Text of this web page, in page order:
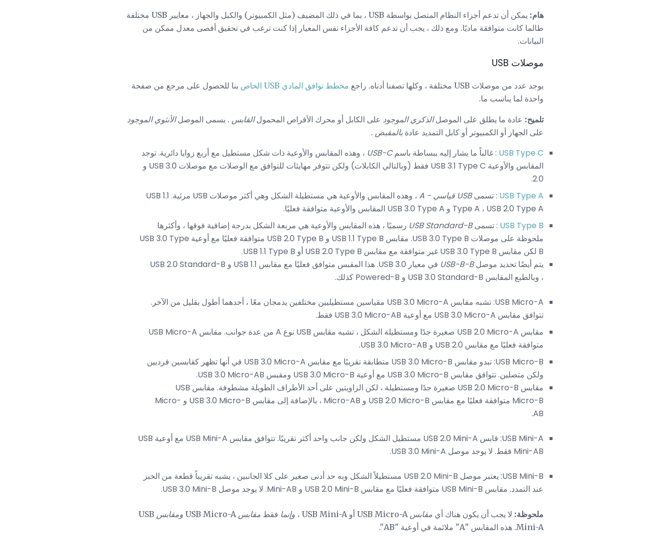
هام:
يمكن أن تدعم أجزاء النظام المتصل بواسطة USB ، بما في ذلك المضيف (مثل الكمبيوتر) والكبل والجهاز ، معايير USB مختلفة
طالما كانت متوافقة ماديًا. ومع ذلك ، يجب أن تدعم كافة الأجزاء نفس المعيار إذا كنت ترغب في تحقيق أقصى معدل ممكن من
البيانات.
موصلات USB
يوجد عدد من موصلات USB مختلفة ، وكلها تصفنا أدناه. راجع مخطط توافق المادي USB الخاص
بنا للحصول على مرجع من صفحة
واحدة لما يناسب ما.
تلميح: عادة ما يطلق على الموصلالذكري الموجود على الكابل أو محرك الأقراص المحمولالقابس . يسمى الموصلالأنثوي الموجود
على الجهاز أو الكمبيوتر أو كابل التمديد عادة بالمقبض .
USB Type C : غالباً ما يشار إليه ببساطة باسمUSB-C ، وهذه المقابس والأوعية ذات شكل مستطيل مع أربع زوايا دائرية. توجد
المقابس والأوعية USB 3.1 Type C فقط (وبالتالي الكابلات) ولكن تتوفر مهايئات للتوافق مع الوصلات مع موصلات USB 3.0 و
2.0.
USB Type A : تسمىUSB قياسي - A
، وهذه المقابس والأوعية هي مستطيلة الشكل وهي أكثر موصلات USB مرئية. USB 1.1
Type A ، USB 2.0 Type A و USB 3.0 Type A المقابس والأوعية متوافقة فعليًا.
USB Type B : تسمىUSB Standard-B رسميًا ، هذه المقابس والأوعية هي مربعة الشكل بدرجة إضافية فوقها ، وأكثرها
ملحوظة على موصلات USB 3.0 Type B. مقابس USB 1.1 Type B و USB 2.0 Type B متوافقة فعليًا مع أوعية USB 3.0 Type
B لكن مقابس USB 3.0 Type B غير متوافقة مع مقابس USB 2.0 Type B أو USB 1.1 Type B.
يتم أيضًا تحديد موصلUSB-B-B
في معيار USB 3.0. هذا المقبس متوافق فعليًا مع مقابس USB 1.1 و USB 2.0 Standard-B
، وبالطبع المقابس USB 3.0 Standard-B و Powered-B كذلك.
USB Micro-A: تشبه مقابس USB 3.0 Micro-A مقياسين مستطيليين مختلفين يدمجان معًا ، أحدهما أطول بقليل من الآخر.
تتوافق مقابس USB 3.0 Micro-A مع أوعية USB 3.0 Micro-AB فقط.
مقابس USB 2.0 Micro-A صغيرة جدًا ومستطيلة الشكل ، تشبه مقابس USB نوع A من عدة جوانب. مقابس USB Micro-A
متوافقة فعليًا مع مقابس USB 2.0 و USB 3.0 Micro-AB.
USB Micro-B: تبدو مقابس USB 3.0 Micro-B متطابقة تقريبًا مع مقابس USB 3.0 Micro-A في أنها تظهر كقابسين فرديين
ولكن متصلين. تتوافق مقابس USB 3.0 Micro-B مع أوعية USB 3.0 Micro-B ومقبس USB 3.0 Micro-AB.
مقابس USB 2.0 Micro-B صغيرة جدًا ومستطيلة ، لكن الزاويتين على أحد الأطراف الطويلة مشطوفة. مقابس USB
Micro-B متوافقة فعليًا مع مقابس USB 2.0 Micro-B و Micro-AB ، بالإضافة إلى مقابس USB 3.0 Micro-B و Micro-
AB.
USB Mini-A: قابس USB 2.0 Mini-A مستطيل الشكل ولكن جانب واحد أكثر تقريبًا. تتوافق مقابس USB Mini-A مع أوعية USB
Mini-AB فقط. لا يوجد موصل USB 3.0 Mini-A.
USB Mini-B: يعتبر موصل USB 2.0 Mini-B مستطيلاً الشكل وبه حد أدنى صغير على كلا الجانبين ، يشبه تقريباً قطعة من الخبز
عند التمدد. مقابس USB Mini-B متوافقة فعليًا مع مقابس USB 2.0 Mini-B و Mini-AB. لا يوجد موصل USB 3.0 Mini-B.
ملحوظة: لا يجب أن يكون هناك أي مقابس وإنما فقط مقابس ومقابس USB
Mini-A. هذه المقابس "A" ملائمة في أوعية "AB".